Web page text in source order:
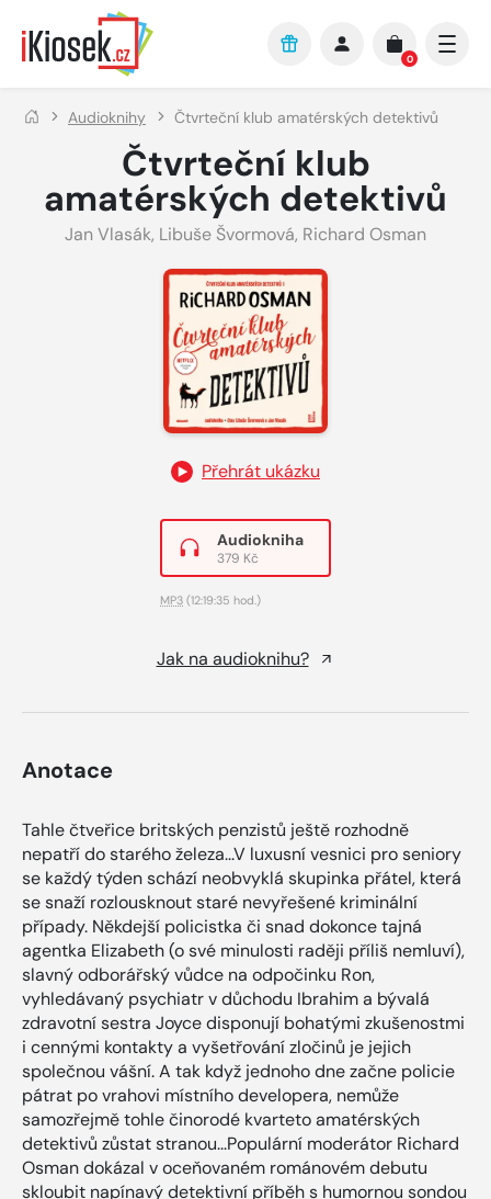
Přejít na hlavní obsah
0
Audioknihy Čtvrteční klub amatérských detektivů
Čtvrteční klub
amatérských detektivů
Jan Vlasák, Libuše Švormová, Richard Osman
Přehrát ukázku
Audiokniha
379 Kč
MP3 (12:19:35 hod.)
Jak na audioknihu?
Anotace
Tahle čtveřice britských penzistů ještě rozhodně
nepatří do starého železa...V luxusní vesnici pro seniory
se každý týden schází neobvyklá skupinka přátel, která
se snaží rozlousknout staré nevyřešené kriminální
případy. Někdejší policistka či snad dokonce tajná
agentka Elizabeth (o své minulosti raději příliš nemluví),
slavný odborářský vůdce na odpočinku Ron,
vyhledávaný psychiatr v důchodu Ibrahim a bývalá
zdravotní sestra Joyce disponují bohatými zkušenostmi
i cennými kontakty a vyšetřování zločinů je jejich
společnou vášní. A tak když jednoho dne začne policie
pátrat po vrahovi místního developera, nemůže
samozřejmě tohle činorodé kvarteto amatérských
detektivů zůstat stranou...Populární moderátor Richard
Osman dokázal v oceňovaném románovém debutu
skloubit napínavý detektivní příběh s humornou sondou